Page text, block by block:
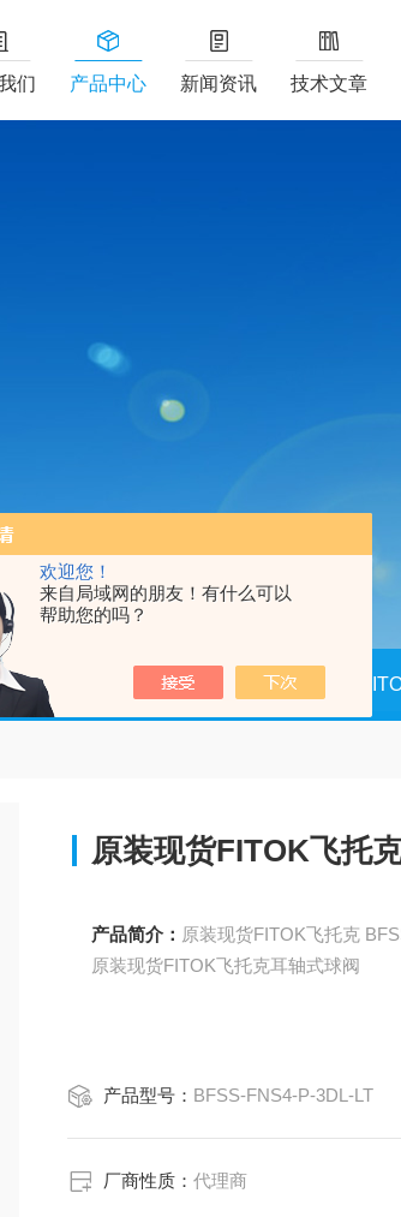
欢迎您！
来自局域网的朋友！有什么可以
帮助您的吗？
们 产品中心 新闻资讯 技术文章
首页 产品中心
原装现货FITOK飞托
产品简介：
原装现货FITOK飞托克耳轴式球阀
产品型号： BFSS-FNS4-P-3DL-LT
厂商性质：代理商